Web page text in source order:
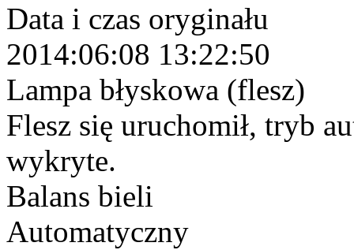
Data i czas oryginału
2014:06:08 13:22:50
Lampa błyskowa (flesz)
Flesz się uruchomił, tryb
wykryte.
Balans bieli
Automatyczny